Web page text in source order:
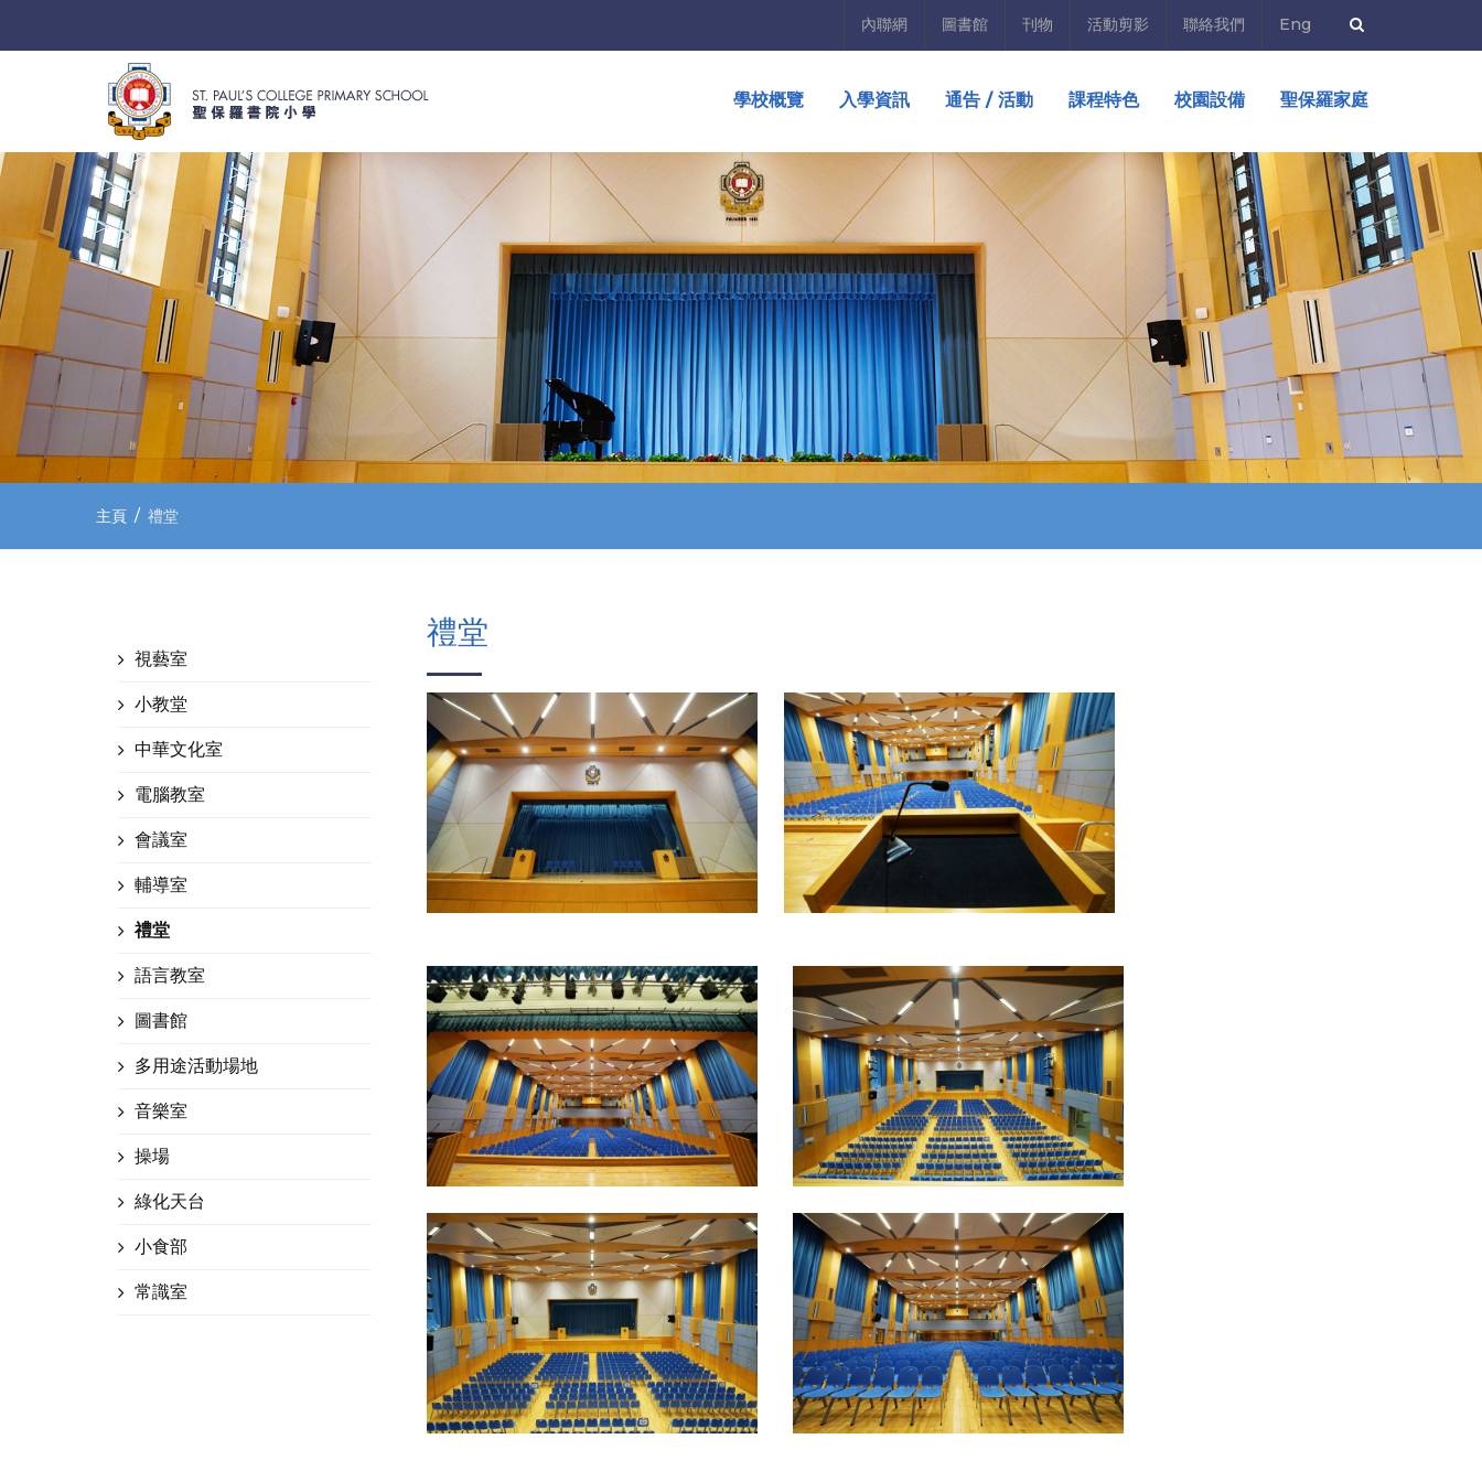
內聯網 圖書館 刊物 活動剪影 聯絡我們 Eng
學校概覽 入學資訊 通告 / 活動 課程特色 校園設備 聖保羅家庭
主頁 禮堂
視藝室
小教堂
中華文化室
電腦教室
會議室
輔導室
禮堂
語言教室
圖書館
多用途活動場地
音樂室
操場
綠化天台
小食部
常識室
禮堂